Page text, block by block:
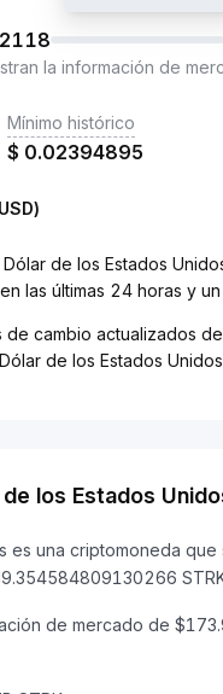
la información de
Mínimo histórico
$ 0.02394895
de los Estados
las últimas 24 horas y
cambio actualizados
de los Estados
los Estados
es una criptomoneda
de mercado de